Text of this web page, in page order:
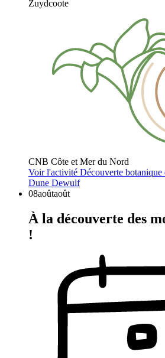
Zuydcoote
CNB Côte et Mer du Nord
Voir l'activité Découverte botanique
Dune Dewulf
08aoûtaoût
À la découverte des
!